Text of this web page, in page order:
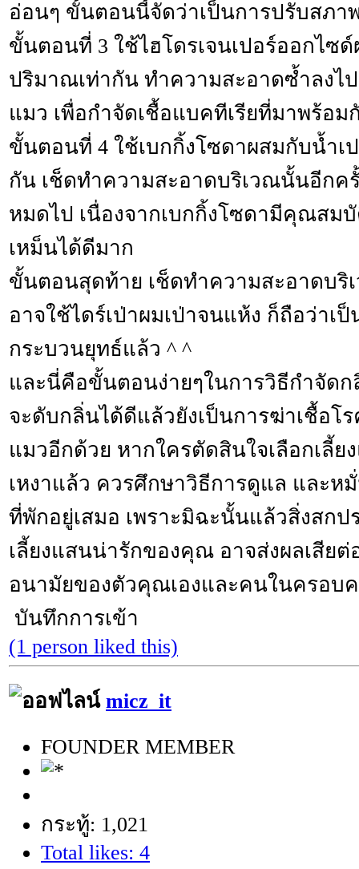
อ่อนๆ ขั้นตอนนี้จัดว่าเป็นการปรับสภา
ขั้นตอนที่ 3 ใช้ไฮโดรเจนเปอร์ออกไซ
ปริมาณเท่ากัน ทำความสะอาดซ้ำลงไ
แมว เพื่อกำจัดเชื้อแบคทีเรียที่มาพร้อ
ขั้นตอนที่ 4 ใช้เบกกิ้งโซดาผสมกับน้ำเ
กัน เช็ดทำความสะอาดบริเวณนั้นอีกค
หมดไป เนื่องจากเบกกิ้งโซดามีคุณสม
เหม็นได้ดีมาก
ขั้นตอนสุดท้าย เช็ดทำความสะอาดบริ
อาจใช้ไดร์เป่าผมเป่าจนแห้ง ก็ถือว่าเ
กระบวนยุทธ์แล้ว ^ ^
และนี่คือขั้นตอนง่ายๆในการวิธีกำจัด
จะดับกลิ่นได้ดีแล้วยังเป็นการฆ่าเชื้อโ
แมวอีกด้วย หากใครตัดสินใจเลือกเลี้ย
เหงาแล้ว ควรศึกษาวิธีการดูแล และห
ที่พักอยู่เสมอ เพราะมิฉะนั้นแล้วสิ่งสก
เลี้ยงแสนน่ารักของคุณ อาจส่งผลเสีย
อนามัยของตัวคุณเองและคนในครอบ
บันทึกการเข้า
(1 person liked this)
micz_it
FOUNDER MEMBER
กระทู้: 1,021
Total likes: 4